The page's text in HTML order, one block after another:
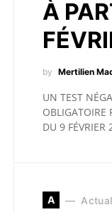
À
by Mertilien
UN TEST
OBLIGATOIRE
DU 9 FÉVRIER
A